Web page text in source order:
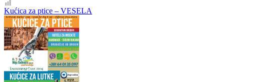
Кретање
чланка
Kućica za ptice – VESELA